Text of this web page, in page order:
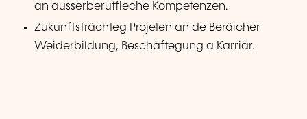
an ausserberuffleche Kompetenzen.
Zukunftsträchteg Projeten an de Beräicher
Weiderbildung, Beschäftegung a Karriär.